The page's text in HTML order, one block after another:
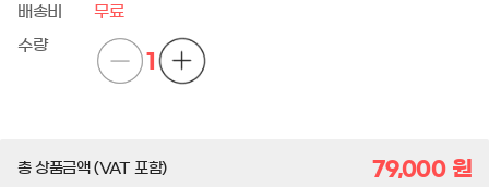
배송비 무료
수량
1
총 상품금액 (VAT 포함) 79,000원